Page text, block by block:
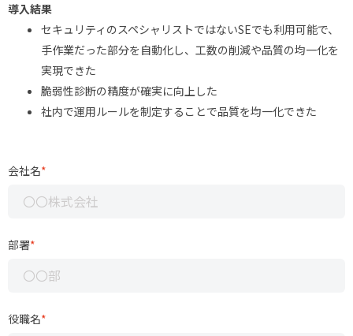
導入結果
セキュリティのスペシャリストではないSEでも利用可能で、
手作業だった部分を自動化し、工数の削減や品質の均一化を
実現できた
脆弱性診断の精度が確実に向上した
社内で運用ルールを制定することで品質を均一化できた
会社名*
部署*
役職名*